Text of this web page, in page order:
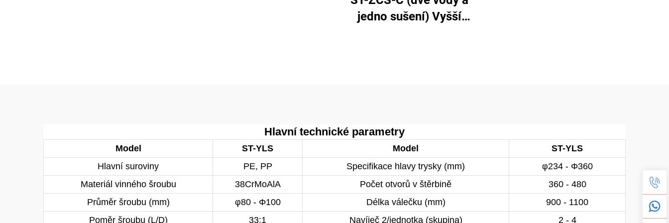
jedno sušení) Vyšší
Hlavní technické parametry
Model ST-YLS Model
ST-YLS
Hlavní suroviny
PE, PP Specifikace hlavy trysky (mm)
φ234 - Φ360
Materiál vinného šroubu
38CrMoAlA Počet otvorů v štěrbině
360 - 480
Průměr šroubu (mm)
φ80 - Φ100 Délka válečku (mm)
900 - 1100
Poměr šroubu (L/D)
33:1 Navíječ 2/jednotka (skupina) 2 - 4